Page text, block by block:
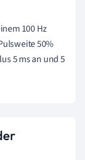
100 Hz
50%
5 ms an und 5